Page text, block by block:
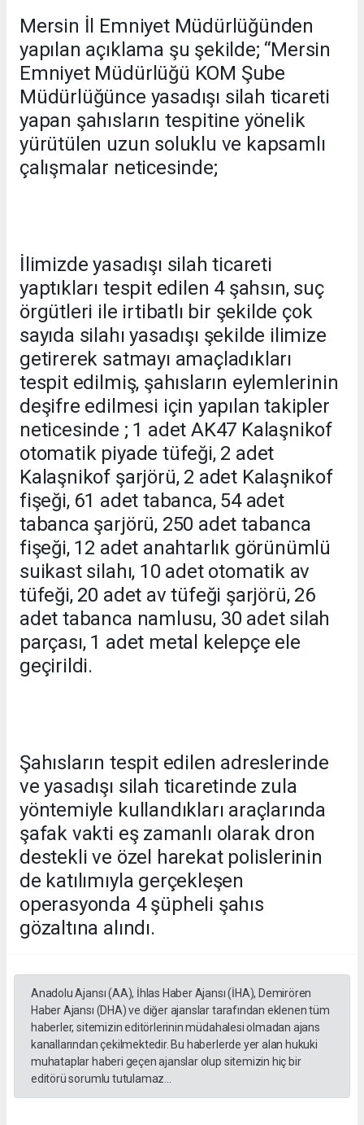
Mersin İl Emniyet Müdürlüğünden
yapılan açıklama şu şekilde; “Mersin
Emniyet Müdürlüğü KOM Şube
Müdürlüğünce yasadışı silah ticareti
yapan şahısların tespitine yönelik
yürütülen uzun soluklu ve kapsamlı
çalışmalar neticesinde;
İlimizde yasadışı silah ticareti
yaptıkları tespit edilen 4 şahsın, suç
örgütleri ile irtibatlı bir şekilde çok
sayıda silahı yasadışı şekilde ilimize
getirerek satmayı amaçladıkları
tespit edilmiş, şahısların eylemlerinin
deşifre edilmesi için yapılan takipler
neticesinde ; 1 adet AK47 Kalaşnikof
otomatik piyade tüfeği, 2 adet
Kalaşnikof şarjörü, 2 adet Kalaşnikof
fişeği, 61 adet tabanca, 54 adet
tabanca şarjörü, 250 adet tabanca
fişeği, 12 adet anahtarlık görünümlü
suikast silahı, 10 adet otomatik av
tüfeği, 20 adet av tüfeği şarjörü, 26
adet tabanca namlusu, 30 adet silah
parçası, 1 adet metal kelepçe ele
geçirildi.
Şahısların tespit edilen adreslerinde
ve yasadışı silah ticaretinde zula
yöntemiyle kullandıkları araçlarında
şafak vakti eş zamanlı olarak dron
destekli ve özel harekat polislerinin
de katılımıyla gerçekleşen
operasyonda 4 şüpheli şahıs
gözaltına alındı.
Anadolu Ajansı (AA), İhlas Haber Ajansı (İHA), Demirören
Haber Ajansı (DHA) ve diğer ajanslar tarafından eklenen tüm
haberler, sitemizin editörlerinin müdahalesi olmadan ajans
kanallarından çekilmektedir. Bu haberlerde yer alan hukuki
muhataplar haberi geçen ajanslar olup sitemizin hiç bir
editörü sorumlu tutulamaz...